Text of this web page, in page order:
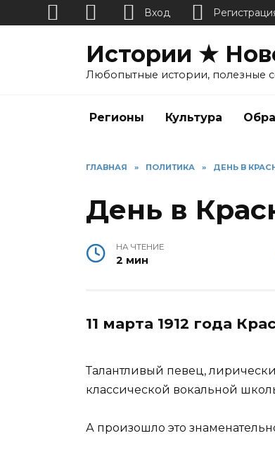
Истории ★
Любопытные истории, полезные
Регионы Культура
ГЛАВНАЯ » ПОЛИТИКА » ДЕНЬ В
День в
НА ЧТЕНИЕ
2 мин
11 марта 1912 года
Талантливый певец,
классической вокальной
А произошло это
Вход